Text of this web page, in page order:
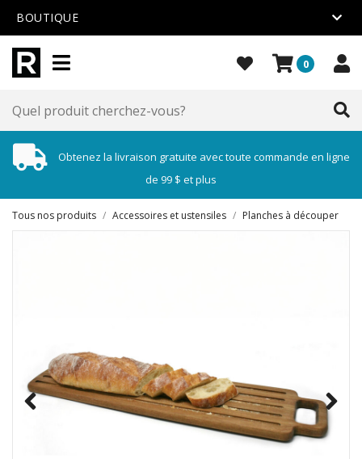
BOUTIQUE
0
Obtenez la livraison gratuite avec toute commande en ligne
de 99 $ et plus
Tous nos produits / Accessoires et ustensiles / Planches à découper